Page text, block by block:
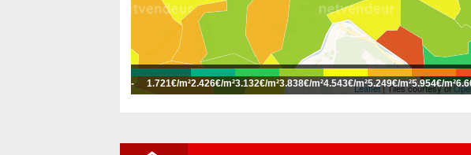
Leaflet| Tiles courtesy of
- 1.721€/m²2.426€/m²3.132€/m²3.838€/m²4.543€/m²5.249€/m²5.954€/m²